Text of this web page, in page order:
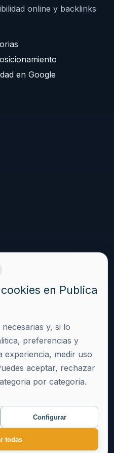
online y backlinks
en Google
de publicacion
SEO
en Publica
y, si lo
preferencias y
experiencia, medir uso
aceptar, rechazar
por categoria.
Configurar
todas